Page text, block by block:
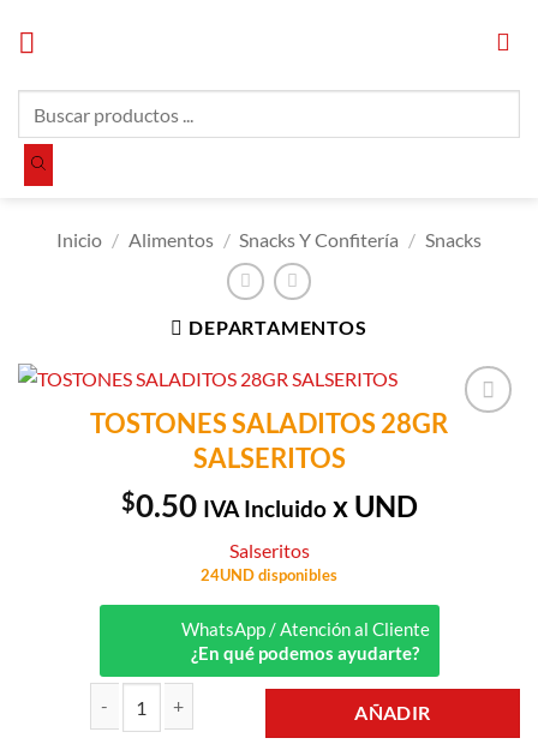
productos
Inicio / Alimentos / Snacks Y Confitería / Snacks
DEPARTAMENTOS
Añadir a
TOSTONES SALADITOS 28GR
SALSERITOS
$0.50 IVA Incluidox UND
Salseritos
24UND disponibles
WhatsApp / Atención al Cliente
¿En qué podemos ayudarte?
TOSTONES SALADITOS 28GR SALSERITOS cantidad
AÑADIR